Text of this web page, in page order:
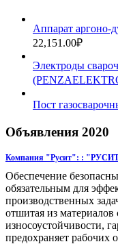
Аппарат аргоно-
22,151.00₽
Электроды
Пост
Объявления 2020
Компания "Русит": :
Обеспечение
обязательным для
производственных
отшитая из
износоустойчивости,
предохраняет рабочих